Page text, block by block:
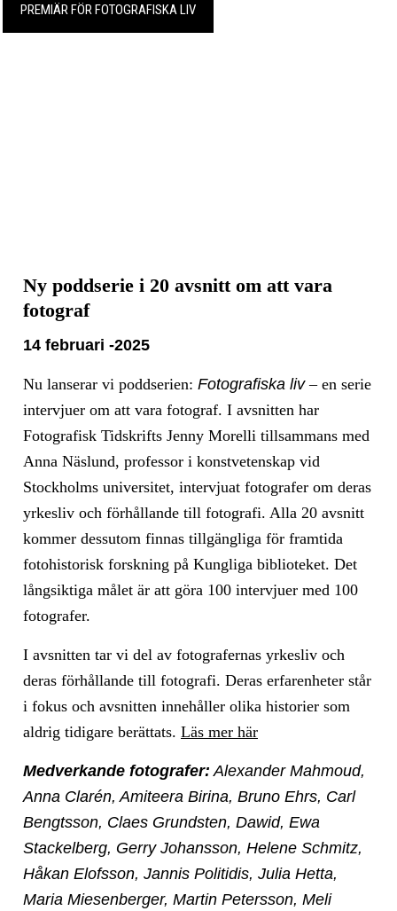
PREMIÄR FÖR FOTOGRAFISKA LIV
Ny poddserie i 20 avsnitt om att vara
fotograf
14 februari -2025
Nu lanserar vi poddserien: Fotografiska liv– en serie
intervjuer om att vara fotograf. I avsnitten har
Fotografisk Tidskrifts Jenny Morelli tillsammans med
Anna Näslund, professor i konstvetenskap vid
Stockholms universitet, intervjuat fotografer om deras
yrkesliv och förhållande till fotografi. Alla 20 avsnitt
kommer dessutom finnas tillgängliga för framtida
fotohistorisk forskning på Kungliga biblioteket. Det
långsiktiga målet är att göra 100 intervjuer med 100
fotografer.
I avsnitten tar vi del av fotografernas yrkesliv och
deras förhållande till fotografi. Deras erfarenheter står
i fokus och avsnitten innehåller olika historier som
aldrig tidigare berättats. Läs mer här
Medverkande fotografer: Alexander Mahmoud,
Anna Clarén, Amiteera Birina, Bruno Ehrs, Carl
Bengtsson, Claes Grundsten, Dawid, Ewa
Stackelberg, Gerry Johansson, Helene Schmitz,
Håkan Elofsson, Jannis Politidis, Julia Hetta,
Maria Miesenberger, Martin Petersson, Meli